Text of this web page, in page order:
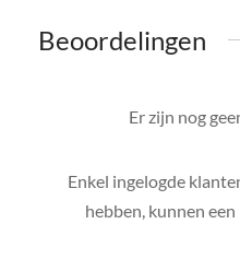
Beoordelingen
Er zijn nog
Enkel ingelogde
hebben, kunnen